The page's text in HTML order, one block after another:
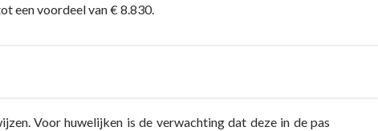
een voordeel van € 8.830.
Voor huwelijken is de verwachting dat deze in de pas